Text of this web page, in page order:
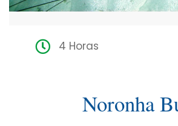
4 Horas
Noronha